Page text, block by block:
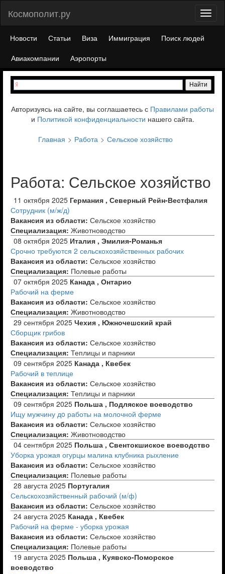
Космополит.ру
Новости Статьи Виза Иммиграция
Поиск людей
Авиакомпании
Аэропорты
Авторизуясь на сайте, вы соглашаетесь с Правилами работы
и Политикой конфиденциальности нашего сайта.
Главная
Работа Сельское хозяйство
Работа: Сельское хозяйство
11 октября 2025 Германия , Северный Рейн-Вестфалия
Сотрудник (м/ж/д)
Вакансия из области: Сельское хозяйство
Специализация: Животноводство
08 октября 2025 Италия , Эмилия-Романья
Срочно требуются 2 сельскохозяйственных рабочих
Вакансия из области: Сельское хозяйство
Специализация: Полевые работы
07 октября 2025 Канада , Онтарио
Рабочий на ферме
Вакансия из области: Сельское хозяйство
Специализация: Животноводство
29 сентября 2025 Чехия , Южночешский край
Сборщик грибов
Вакансия из области: Сельское хозяйство
Специализация: Теплицы и парники
09 сентября 2025 Канада , Квебек
Рабочий в теплице
Вакансия из области: Сельское хозяйство
Специализация: Теплицы и парники
09 сентября 2025 Польша , Подляское воеводство
Ищу мужчину дo работы на молочной ферме
Вакансия из области: Сельское хозяйство
Специализация: Животноводство
04 сентября 2025 Польша , Свентокшиское воеводство
Уборка урожая огурцы малина клубника рыхление
Вакансия из области: Сельское хозяйство
Специализация: Полевые работы
28 августа 2025 Португалия
Сельскохозяйственный рабочий (м/ф)
Вакансия из области: Сельское хозяйство
24 августа 2025 Канада , Квебек
Рабочий на ферме - уборка урожая
Вакансия из области: Сельское хозяйство
Специализация: Полевые работы
19 августа 2025 Польша , Куявско-Поморское
воеводство